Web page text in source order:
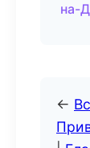
на-
←